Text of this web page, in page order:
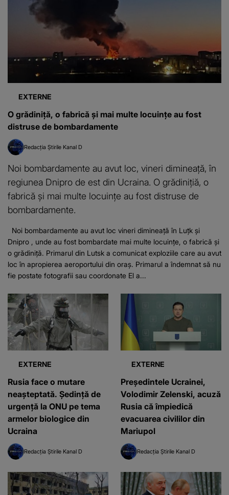
EXTERNE
O grădiniță, o fabrică și mai multe locuințe au fost
distruse de bombardamente
Redacția Știrile Kanal D
Noi bombardamente au avut loc, vineri dimineață, în
regiunea Dnipro de est din Ucraina. O grădinițiă, o
fabrică și mai multe locuințe au fost distruse de
bombardamente.
Noi bombardamente au avut loc vineri dimineață în Luțk și
Dnipro , unde au fost bombardate mai multe locuințe, o fabrică și
o grădiniță. Primarul din Lutsk a comunicat exploziile care au avut
loc în apropierea aeroportului din oraș. Primarul a îndemnat să nu
fie postate fotografii sau coordonate El a...
EXTERNE
Rusia face o mutare
neașteptată. Ședință de
urgență la ONU pe tema
armelor biologice din
Ucraina
Redacția Știrile Kanal D
EXTERNE
Preşedintele Ucrainei,
Volodimir Zelenski, acuză
Rusia că împiedică
evacuarea civililor din
Mariupol
Redacția Știrile Kanal D